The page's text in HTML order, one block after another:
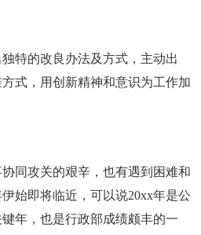
特的改良办法及方式，主动出
式，用创新精神和意识为工作加
同攻关的艰辛，也有遇到困难和
始即将临近，可以说20xx年是公
年，也是行政部成绩颇丰的一